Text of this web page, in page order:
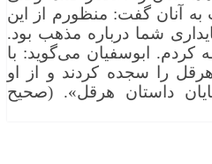
آنان گفت: منظورم از این
شما درباره مذهب بود.
كردم. ابوسفیان می‌گوید: با
را سجده كردند و از او
داستان هرقل». (صحیح